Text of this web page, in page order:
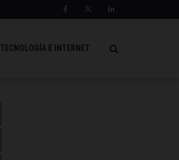
TECNOLOGÍA E INTERNET